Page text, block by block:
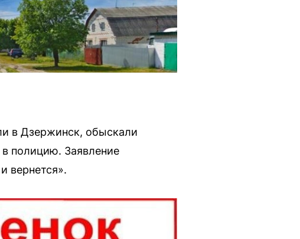
в Дзержинск, обыскали
полицию. Заявление
вернется».